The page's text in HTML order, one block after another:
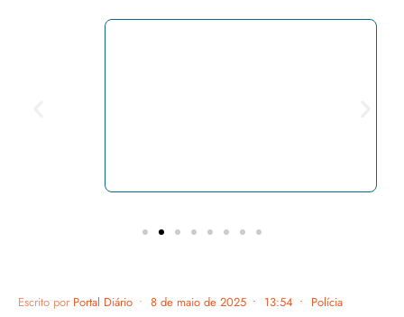
Escrito por Portal Diário • 8 de maio de 2025 • 13:54 • Polícia